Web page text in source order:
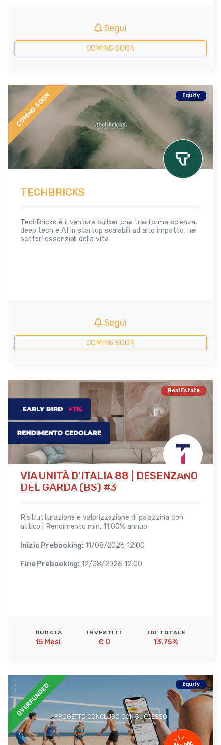
Segui
COMING SOON
COMING SOON Equity
TECHBRICKS
TechBricks è il venture builder che trasforma scienza,
deep tech e AI in startup scalabili ad alto impatto, nei
settori essenziali della vita
Segui
COMING SOON
PROGETTO CONCLUSO CON SUCCESSO
OVERFUNDED Equity
Real Estate
VIA UNITÀ D'ITALIA 88 | DESENZANO
DEL GARDA (BS) #3
Ristrutturazione e valorizzazione di palazzina con
attico | Rendimento min. 11,00% annuo
Inizio Prebooking:11/08/2026 12:00
Fine Prebooking:12/08/2026 12:00
DURATA
15 Mesi
INVESTITI
€ 0
ROI TOTALE
13.75%